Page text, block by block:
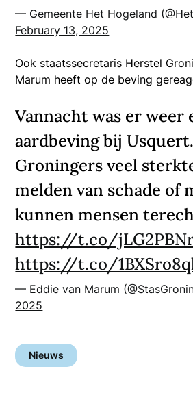
— Gemeente Het Hogeland
February 13, 2025
Ook staatssecretaris Herstel
Marum heeft op de beving
Vannacht was er weer
aardbeving bij
Groningers veel
melden van schade of
kunnen mensen
https://t.co/
https://t.co/
— Eddie van Marum
2025
Nieuws